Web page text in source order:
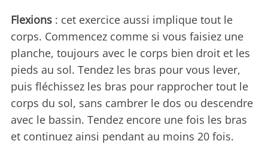
Flexions : cet exercice aussi implique tout le
corps. Commencez comme si vous faisiez une
planche, toujours avec le corps bien droit et les
pieds au sol. Tendez les bras pour vous lever,
puis fléchissez les bras pour rapprocher tout le
corps du sol, sans cambrer le dos ou descendre
avec le bassin. Tendez encore une fois les bras
et continuez ainsi pendant au moins 20 fois.